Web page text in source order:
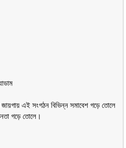
এই সংগঠন বিভিন্ন সমাবেশ গড়ে তোলে
গড়ে তোলে।